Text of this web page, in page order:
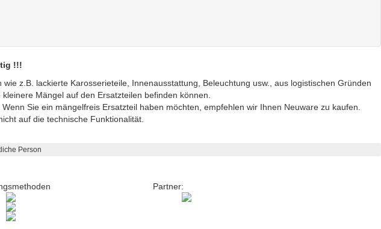
!!!
z.B. lackierte Karosserieteile, Innenausstattung, Beleuchtung usw., aus logistischen Gründen
Mängel auf den Ersatzteilen befinden können.
Sie ein mängelfreis Ersatzteil haben möchten, empfehlen wir Ihnen Neuware zu kaufen.
auf die technische Funktionalität.
Person
Partner: